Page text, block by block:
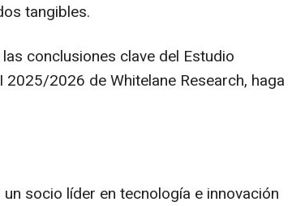
tangibles.
conclusiones clave del Estudio
2026 de Whitelane Research, haga
un socio líder en tecnología e innovación